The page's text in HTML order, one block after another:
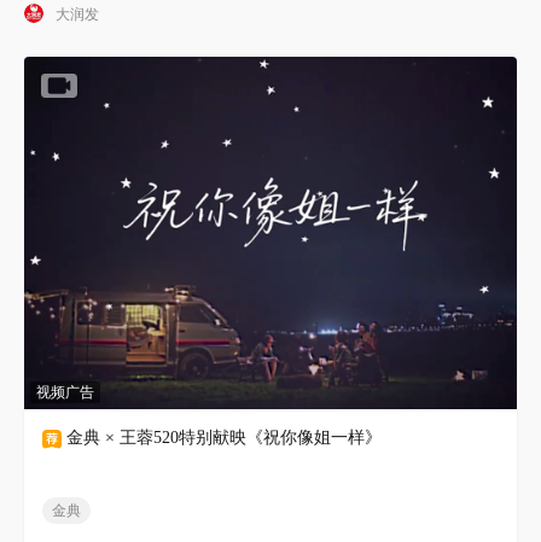
大润发
视频广告
金典 × 王蓉520特别献映《祝你像姐一样》
金典